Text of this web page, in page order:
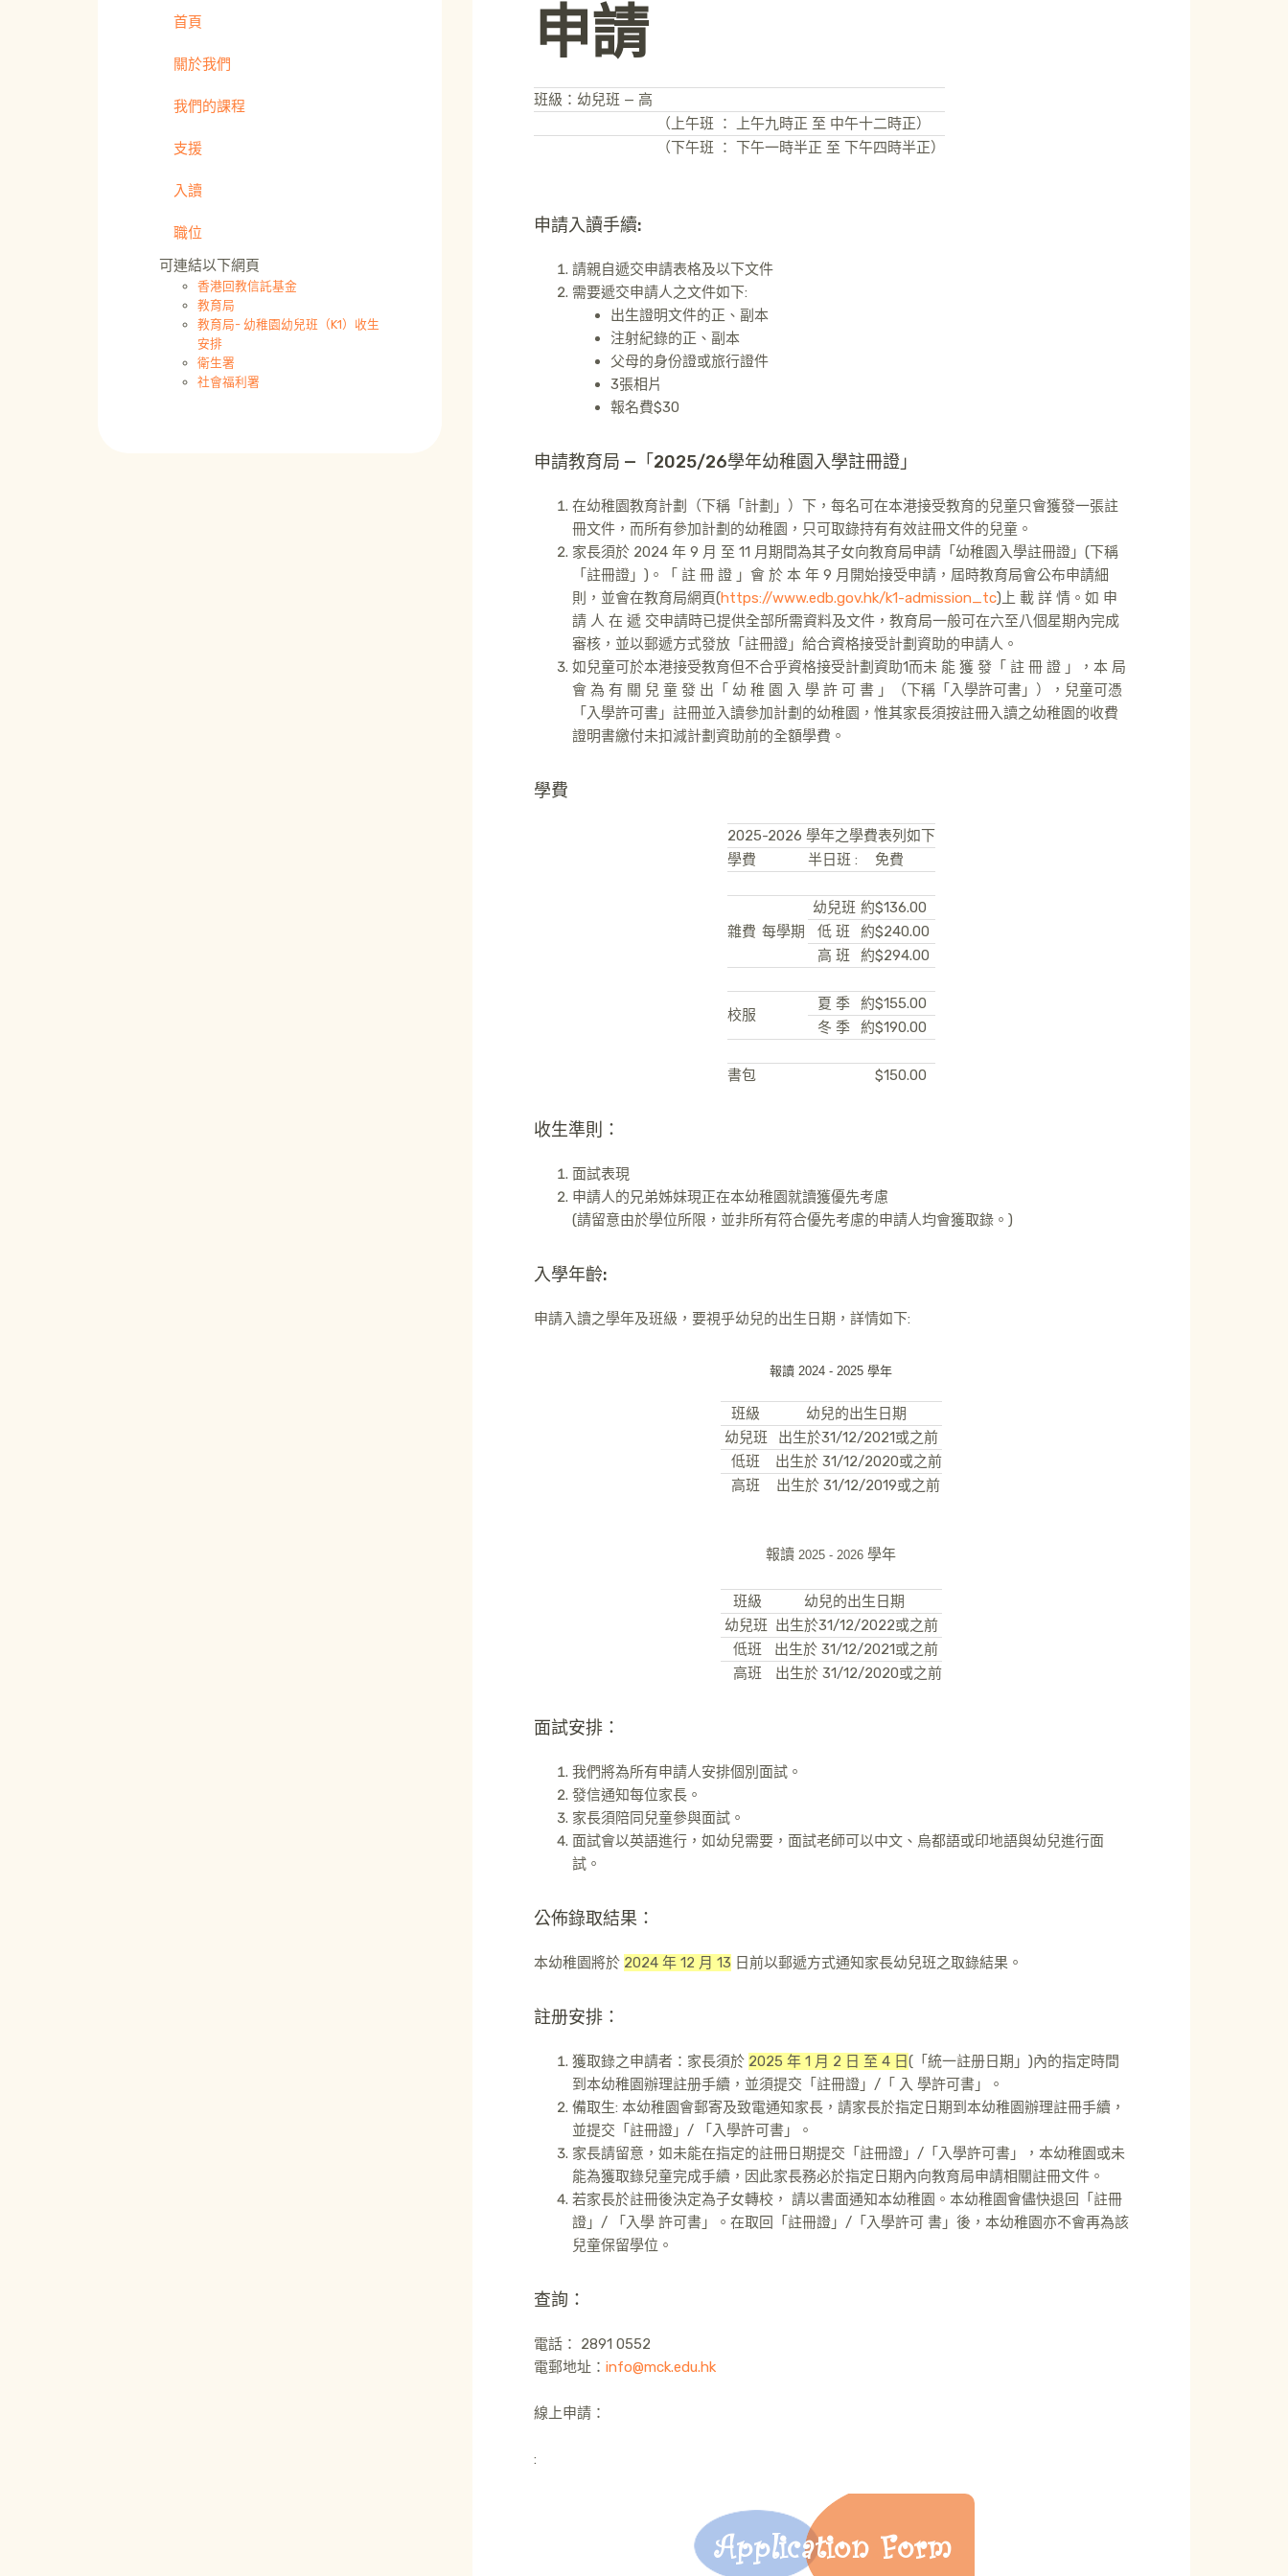
申請
班級：幼兒班 — 高
（上午班 ： 上午九時正 至 中午十二時正）
（下午班 ： 下午一時半正 至 下午四時半正）
申請入讀手續:
請親自遞交申請表格及以下文件
需要遞交申請人之文件如下:
出生證明文件的正、副本
注射紀錄的正、副本
父母的身份證或旅行證件
3張相片
報名費$30
申請教育局 —「2025/26學年幼稚園入學註冊證」
在幼稚園教育計劃（下稱「計劃」）下，每名可在本港接受教育的兒童只會獲發一張註
冊文件，而所有參加計劃的幼稚園，只可取錄持有有效註冊文件的兒童。
家長須於 2024 年 9 月 至 11 月期間為其子女向教育局申請「幼稚園入學註冊證」(下稱
「註冊證」)。「 註 冊 證 」會 於 本 年 9 月開始接受申請，屆時教育局會公布申請細
則，並會在教育局網頁(https://www.edb.gov.hk/k1-admission_tc)上 載 詳 情。如 申
請 人 在 遞 交申請時已提供全部所需資料及文件，教育局一般可在六至八個星期內完成
審核，並以郵遞方式發放「註冊證」給合資格接受計劃資助的申請人。
如兒童可於本港接受教育但不合乎資格接受計劃資助1而未 能 獲 發「 註 冊 證 」，本 局
會 為 有 關 兒 童 發 出「 幼 稚 園 入 學 許 可 書 」（下稱「入學許可書」），兒童可憑
「入學許可書」註冊並入讀參加計劃的幼稚園，惟其家長須按註冊入讀之幼稚園的收費
證明書繳付未扣減計劃資助前的全額學費。
學費
2025-2026 學年之學費表列如下
學費
半日班 : 免費
雜費 每學期
幼兒班 約$136.00
低 班
約$240.00
高 班
約$294.00
校服
夏 季 約$155.00
冬 季
約$190.00
書包 $150.00
收生準則：
面試表現
申請人的兄弟姊妹現正在本幼稚園就讀獲優先考慮
(請留意由於學位所限，並非所有符合優先考慮的申請人均會獲取錄。)
入學年齡:
申請入讀之學年及班級，要視乎幼兒的出生日期，詳情如下:
報讀 2024 - 2025學年
班級
幼兒的出生日期
幼兒班
出生於31/12/2021或之前
低班
出生於 31/12/2020或之前
高班
出生於 31/12/2019或之前
報讀 2025 - 2026學年
班級
幼兒的出生日期
幼兒班 出生於31/12/2022或之前
低班
出生於 31/12/2021或之前
高班
出生於 31/12/2020或之前
面試安排：
我們將為所有申請人安排個別面試。
發信通知每位家長。
家長須陪同兒童參與面試。
面試會以英語進行，如幼兒需要，面試老師可以中文、烏都語或印地語與幼兒進行面
試。
公佈錄取結果：
本幼稚園將於 2024 年 12 月 13 日前以郵遞方式通知家長幼兒班之取錄結果。
註册安排：
獲取錄之申請者：家長須於 2025 年 1 月 2 日 至 4 日(「統一註册日期」)內的指定時間
到本幼稚園辦理註册手續，並須提交「註冊證」/「 入 學許可書」。
備取生: 本幼稚園會郵寄及致電通知家長，請家長於指定日期到本幼稚園辦理註冊手續，
並提交「註冊證」 /
「入學許可書」。
家長請留意，如未能在指定的註冊日期提交「註冊證」/「入學許可書」，本幼稚園或未
能為獲取錄兒童完成手續，因此家長務必於指定日期內向教育局申請相關註冊文件。
若家長於註冊後決定為子女轉校， 請以書面通知本幼稚園。本幼稚園會儘快退回「註冊
證」/ 「入學 許可書」。在取回「註冊證」/「入學許可 書」後，本幼稚園亦不會再為該
兒童保留學位。
查詢：
電話： 2891 0552
電郵地址： info@mck.edu.hk
線上申請：
:
首頁
關於我們
我們的課程
支援
入讀
職位
可連結以下網頁
香港回教信託基金
教育局
教育局- 幼稚園幼兒班（K1）收生
安排
衛生署
社會福利署